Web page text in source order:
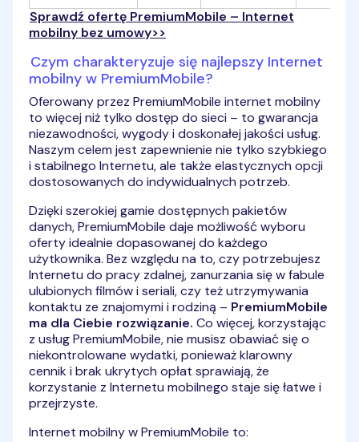
Sprawdź ofertę PremiumMobile – Internet
mobilny bez umowy>>
Czym charakteryzuje się najlepszy Internet
mobilny w PremiumMobile?
Oferowany przez PremiumMobile internet mobilny
to więcej niż tylko dostęp do sieci – to gwarancja
niezawodności, wygody i doskonałej jakości usług.
Naszym celem jest zapewnienie nie tylko szybkiego
i stabilnego Internetu, ale także elastycznych opcji
dostosowanych do indywidualnych potrzeb.
Dzięki szerokiej gamie dostępnych pakietów
danych, PremiumMobile daje możliwość wyboru
oferty idealnie dopasowanej do każdego
użytkownika. Bez względu na to, czy potrzebujesz
Internetu do pracy zdalnej, zanurzania się w fabule
ulubionych filmów i seriali, czy też utrzymywania
kontaktu ze znajomymi i rodziną – PremiumMobile
ma dla Ciebie rozwiązanie. Co więcej, korzystając
z usług PremiumMobile, nie musisz obawiać się o
niekontrolowane wydatki, ponieważ klarowny
cennik i brak ukrytych opłat sprawiają, że
korzystanie z Internetu mobilnego staje się łatwe i
przejrzyste.
Internet mobilny w PremiumMobile to: